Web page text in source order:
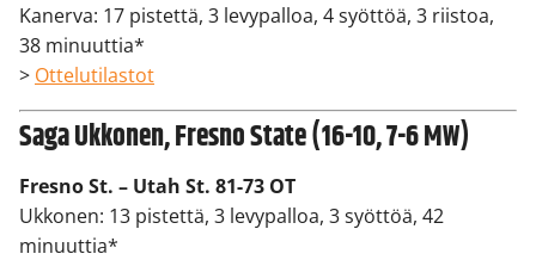
Kanerva: 17 pistettä, 3 levypalloa, 4 syöttöä, 3 riistoa,
38 minuuttia*
> Ottelutilastot
Saga Ukkonen, Fresno State (16-10, 7-6 MW)
Fresno St. – Utah St. 81-73 OT
Ukkonen: 13 pistettä, 3 levypalloa, 3 syöttöä, 42
minuuttia*